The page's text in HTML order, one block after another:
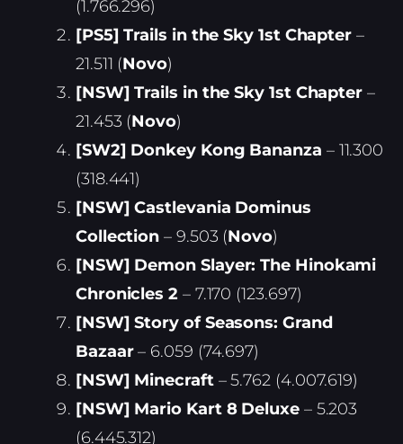
(1.766.296)
[PS5] Trails in the Sky 1st Chapter –
21.511 (Novo)
[NSW] Trails in the Sky 1st Chapter –
21.453 (Novo)
[SW2] Donkey Kong Bananza – 11.300
(318.441)
[NSW] Castlevania Dominus
Collection – 9.503 (Novo)
[NSW] Demon Slayer: The Hinokami
Chronicles 2– 7.170 (123.697)
[NSW] Story of Seasons: Grand
Bazaar– 6.059 (74.697)
[NSW] Minecraft– 5.762 (4.007.619)
[NSW] Mario Kart 8 Deluxe– 5.203
(6.445.312)